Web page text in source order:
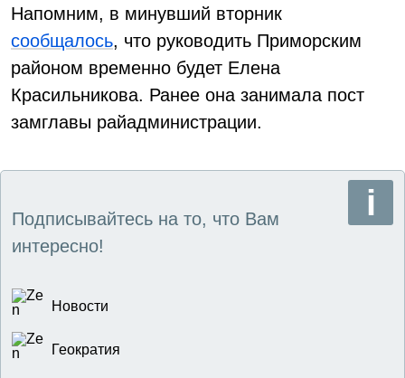
Напомним, в минувший вторник
сообщалось, что руководить Приморским
районом временно будет Елена
Красильникова. Ранее она занимала пост
замглавы райадминистрации.
Подписывайтесь на то, что Вам
интересно!
Новости
Геократия